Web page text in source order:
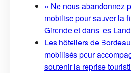
« Ne nous abandonnez
mobilise pour sauver la
Gironde et dans les
Les hôteliers de
mobilisés pour
soutenir la reprise